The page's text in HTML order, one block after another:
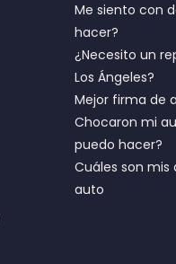
Me siento con
hacer?
¿Necesito un
Los Ángeles?
Mejor firma de
Chocaron mi
puedo hacer?
Cuáles son
auto